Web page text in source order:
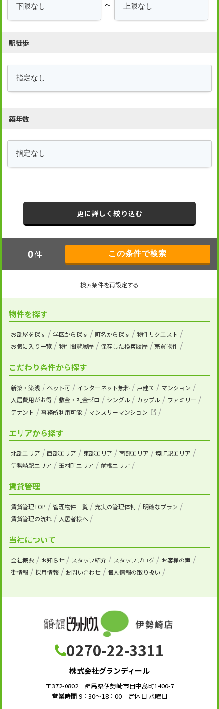
～
駅徒歩
築年数
更に詳しく絞り込む
0件
検索条件を再設定する
物件を探す
お部屋を探す 学区から探す 町名から探す
物件リクエスト
お気に入り一覧
物件閲覧履歴 保存した検索履歴 売買物件
こだわり条件から探す
新築・築浅 ペット可 インターネット無料 戸建て
マンション
入居費用がお得
敷金・礼金ゼロ シングル カップル
ファミリー
テナント
事務所利用可能 マンスリーマンション
エリアから探す
北部エリア 西部エリア 東部エリア 南部エリア
境町駅エリア
伊勢崎駅エリア
玉村町エリア 前橋エリア
賃貸管理
賃貸管理TOP 管理物件一覧 充実の管理体制
明確なプラン
賃貸管理の流れ
入居者様へ
当社について
会社概要 お知らせ スタッフ紹介 スタッフブログ
お客様の声
街情報
採用情報 お問い合わせ 個人情報の取り扱い
0270-22-3311
株式会社グランディール
〒372-0802 群馬県伊勢崎市田中島町1400-7
営業時間 9：30～18：00 定休日 水曜日